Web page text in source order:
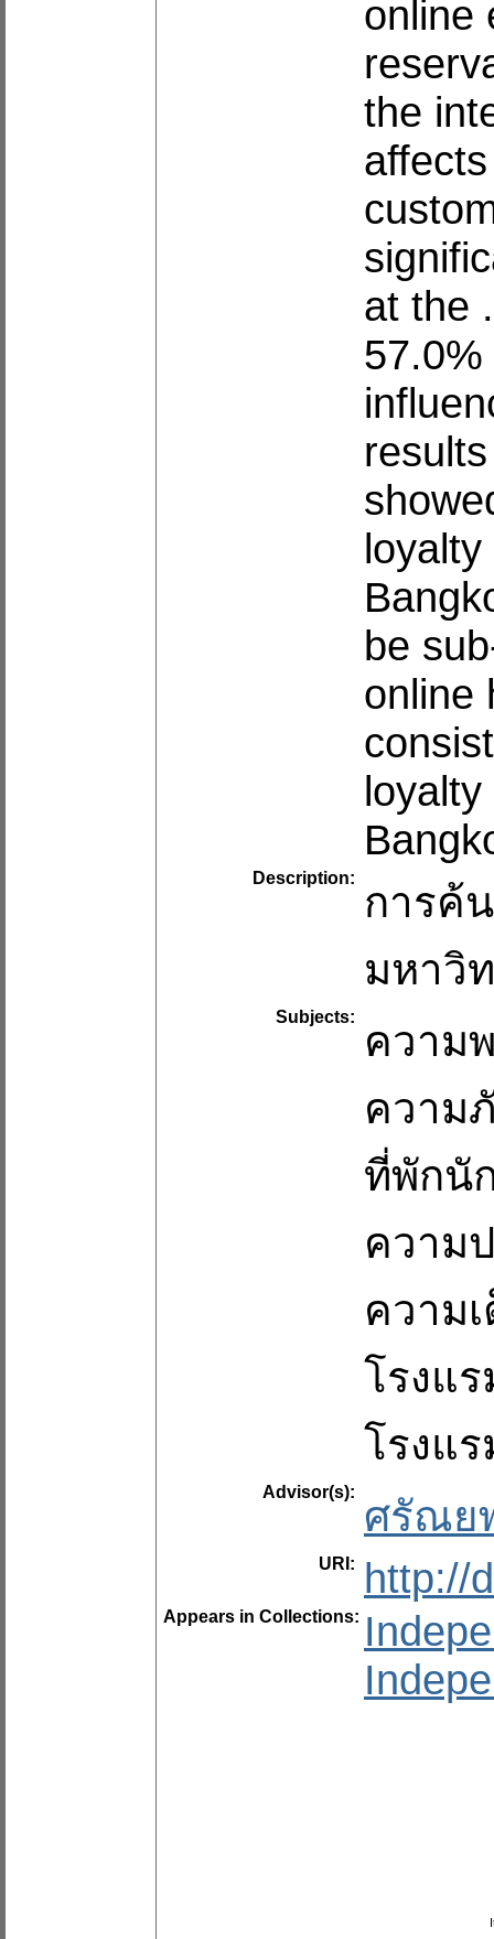
online
the
at the
be
online
Description:
การค้
มหาวิ
Subjects:
ความ
ความ
ที่พักนั
ความ
ความ
โรงแ
โรงแ
Advisor(s):
ศรัณย
URI: http://
Appears in Collections: